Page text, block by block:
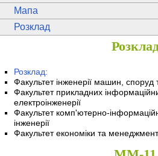
Мапа
Розклад
Розклад:
Факультет інженерії машин, споруд
Факультет прикладних
електроінженерії
Факультет комп'ютерно-
інженерії
Факультет економіки та